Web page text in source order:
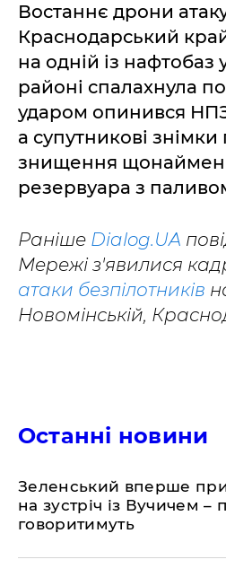
Востаннє дрони
Краснодарський
на одній із нафтобаз
районі спалахнула
ударом опинився
а супутникові
знищення
резервуара з
Раніше Dialog.UA
Мережі з'явилися
атаки безпілотників
Новомінській,
Останні новини
​Зеленський вперше
на зустріч із Вучичем –
говоритимуть